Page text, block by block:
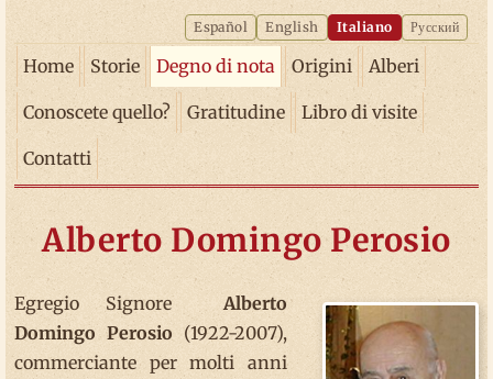
Español English Italiano Русский
Home Storie Degno di nota Origini Alberi
Conoscete quello? Gratitudine Libro di visite
Contatti
Alberto Domingo Perosio
Egregio SignoreAlberto
Domingo Perosio (1922-2007),
commerciante per molti anni